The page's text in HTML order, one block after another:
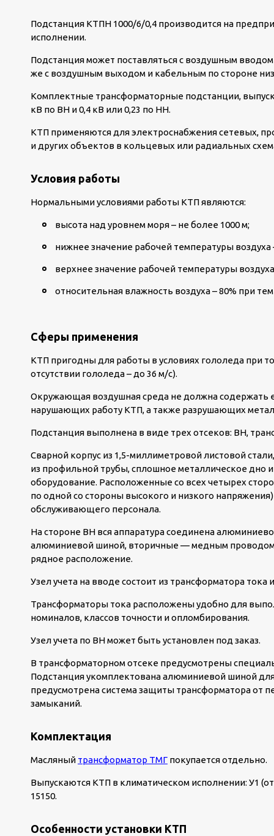
Подстанция КТПН 1000/6/0,4 производится на
исполнении.
Подстанция может поставляться с воздушным
же с воздушным выходом и кабельным по стороне
Комплектные трансформаторные подстанции,
кВ по ВН и 0,4 кВ или 0,23 по НН.
КТП применяются для электроснабжения сетевых,
и других объектов в кольцевых или радиальных
Условия работы
Нормальными условиями работы КТП являются:
высота над уровнем моря – не более 1000 м;
нижнее значение рабочей температуры воздуха
верхнее значение рабочей температуры
относительная влажность воздуха – 80% при
Сферы применения
КТП пригодны для работы в условиях гололеда при
отсутствии гололеда – до 36 м/с).
Окружающая воздушная среда не должна содержать
нарушающих работу КТП, а также разрушающих
Подстанция выполнена в виде трех отсеков: ВН,
Сварной корпус из 1,5-миллиметровой листовой
из профильной трубы, сплошное металлическое
оборудование. Расположенные со всех четырех
по одной со стороны высокого и низкого
обслуживающего персонала.
На стороне ВН вся аппаратура соединена
алюминиевой шиной, вторичные — медным
рядное расположение.
Узел учета на вводе состоит из трансформатора тока
Трансформаторы тока расположены удобно для
номиналов, классов точности и опломбирования.
Узел учета по ВН может быть установлен под заказ.
В трансформаторном отсеке предусмотрены
Подстанция укомплектована алюминиевой шиной
предусмотрена система защиты трансформатора от
замыканий.
Комплектация
Масляный трансформатор ТМГ покупается отдельно.
Выпускаются КТП в климатическом исполнении: У1 (от
15150.
Особенности установки КТП